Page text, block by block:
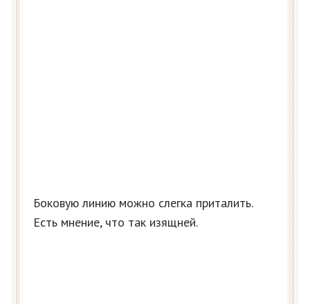
Боковую линию можно слегка приталить.
Есть мнение, что так изящней.